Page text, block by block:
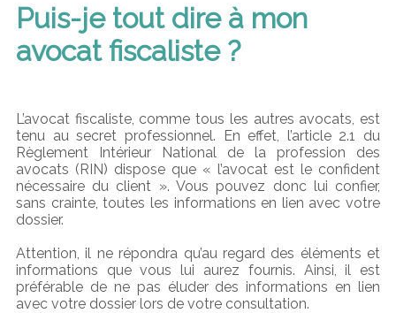
Puis-je tout dire à mon
avocat fiscaliste ?
L’avocat fiscaliste, comme tous les autres avocats, est
tenu au secret professionnel. En effet, l’article 2.1 du
Règlement Intérieur National de la profession des
avocats (RIN) dispose que « l’avocat est le confident
nécessaire du client ». Vous pouvez donc lui confier,
sans crainte, toutes les informations en lien avec votre
dossier.
Attention, il ne répondra qu’au regard des éléments et
informations que vous lui aurez fournis. Ainsi, il est
préférable de ne pas éluder des informations en lien
avec votre dossier lors de votre consultation.